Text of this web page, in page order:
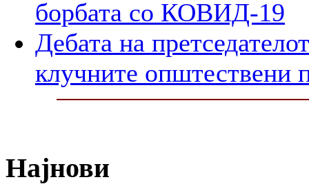
борбата со КОВИД-19
Дебата на
клучните општествени
Најнови